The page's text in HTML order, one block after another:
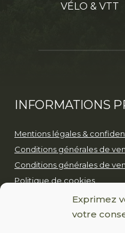
Exprimez
votre
VÉLO & VTT
INFORMATIONS
Mentions légales &
Conditions générales de
Conditions générales de
Politique de cookies
Notre politique pour un